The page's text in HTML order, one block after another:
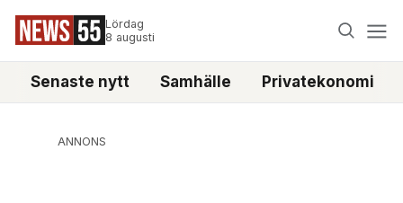
Lördag
8 augusti
Senaste nytt Samhälle Privatekonomi
ANNONS